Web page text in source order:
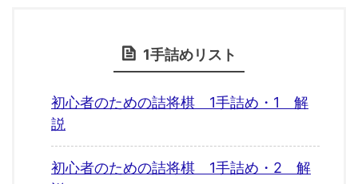
1手詰めリスト
初心者のための詰将棋 1手詰め・1 解
説
初心者のための詰将棋 1手詰め・2 解